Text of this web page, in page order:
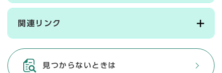
関連リンク
見つからないときは